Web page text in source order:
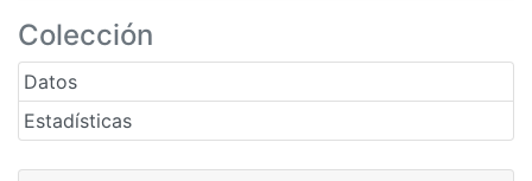
Colección
Datos
Estadísticas